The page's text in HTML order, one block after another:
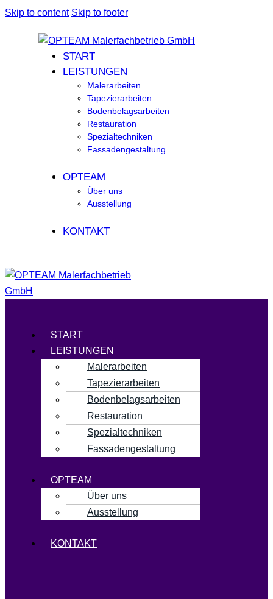
Skip to content Skip to footer
START
LEISTUNGEN
Malerarbeiten
Tapezierarbeiten
Bodenbelagsarbeiten
Restauration
Spezialtechniken
Fassadengestaltung
OPTEAM
Über uns
Ausstellung
KONTAKT
Menü
START
LEISTUNGEN
Malerarbeiten
Tapezierarbeiten
Bodenbelagsarbeiten
Restauration
Spezialtechniken
Fassadengestaltung
OPTEAM
Über uns
Ausstellung
KONTAKT